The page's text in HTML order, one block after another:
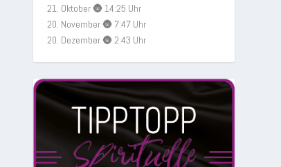
21. Oktober 🌚 14:25 Uhr
20. November 🌚 7:47 Uhr
20. Dezember 🌚 2:43 Uhr